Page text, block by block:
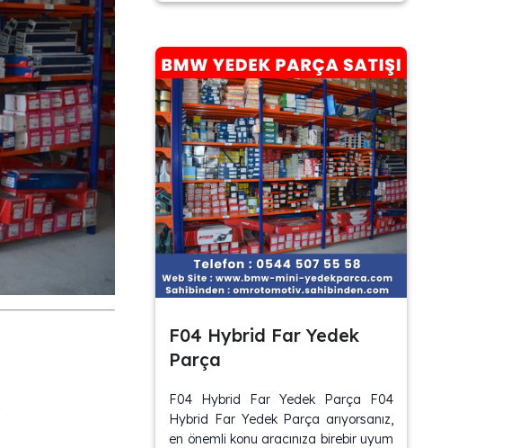
F04 Hybrid Far Yedek
Parça
F04 Hybrid Far Yedek Parça F04
Hybrid Far Yedek Parça arıyorsanız,
en önemli konu aracınıza birebir uyum